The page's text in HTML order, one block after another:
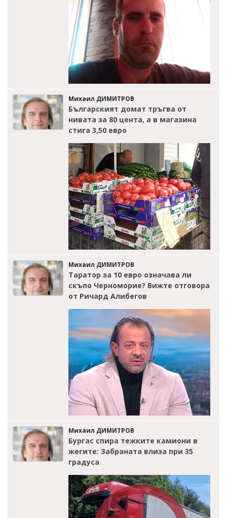
Михаил ДИМИТРОВ
Българският домат тръгва от
нивата за 80 цента, а в магазина
стига 3,50 евро
Михаил ДИМИТРОВ
Таратор за 10 евро означава ли
скъпо Черноморие? Вижте отговора
от Ричард Алибегов
Михаил ДИМИТРОВ
Бургас спира тежките камиони в
жегите: Забраната влиза при 35
градуса